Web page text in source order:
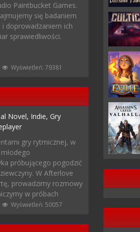
Paintbucket Games.
się badaniem
doprowadzaniem ich
sprawiedliwości.
Wyświetleń: 79381
Novel, Indie, Gry
gry rytmicznej, w
próbującego pogodzić
W Afterlove
prowadzimy rozmowy
w próbach
Wyświetleń: 50057